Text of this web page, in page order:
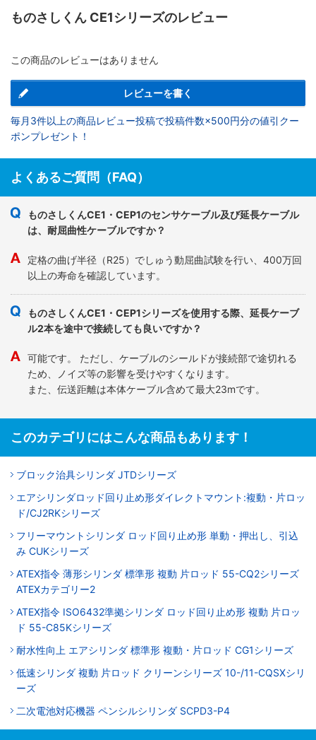
ものさしくん CE1シリーズのレビュー
この商品のレビューはありません
レビューを書く
毎月3件以上の商品レビュー投稿で投稿件数×500円分の値引クー
ポンプレゼント！
よくあるご質問（FAQ）
ものさしくんCE1・CEP1のセンサケーブル及び延長ケーブル
は、耐屈曲性ケーブルですか？
定格の曲げ半径（R25）でしゅう動屈曲試験を行い、400万回
以上の寿命を確認しています。
ものさしくんCE1・CEP1シリーズを使用する際、延長ケーブ
ル2本を途中で接続しても良いですか？
可能です。 ただし、ケーブルのシールドが接続部で途切れる
ため、ノイズ等の影響を受けやすくなります。
また、伝送距離は本体ケーブル含めて最大23mです。
このカテゴリにはこんな商品もあります！
ブロック治具シリンダ JTDシリーズ
エアシリンダロッド回り止め形ダイレクトマウント:複動・片ロッ
ド/CJ2RKシリーズ
フリーマウントシリンダ ロッド回り止め形 単動・押出し、引込
み CUKシリーズ
ATEX指令 薄形シリンダ 標準形 複動 片ロッド 55-CQ2シリーズ
ATEXカテゴリー2
ATEX指令 ISO6432準拠シリンダ ロッド回り止め形 複動 片ロッ
ド 55-C85Kシリーズ
耐水性向上 エアシリンダ 標準形 複動・片ロッド CG1シリーズ
低速シリンダ 複動 片ロッド クリーンシリーズ 10-/11-CQSXシリ
ーズ
二次電池対応機器 ペンシルシリンダ SCPD3-P4